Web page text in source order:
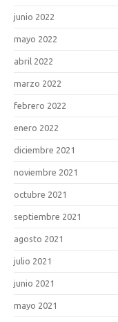
junio 2022
mayo 2022
abril 2022
marzo 2022
febrero 2022
enero 2022
diciembre 2021
noviembre 2021
octubre 2021
septiembre 2021
agosto 2021
julio 2021
junio 2021
mayo 2021